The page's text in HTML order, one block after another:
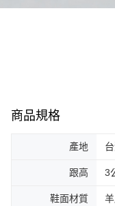
商品規格
產地
跟高 3
鞋面材質